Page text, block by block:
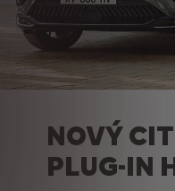
NOVÝ
PLUG-IN